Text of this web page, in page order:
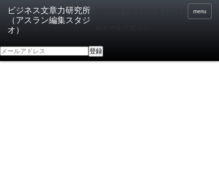
menu
登録無料 2分でわかる！日本語向上ドリ